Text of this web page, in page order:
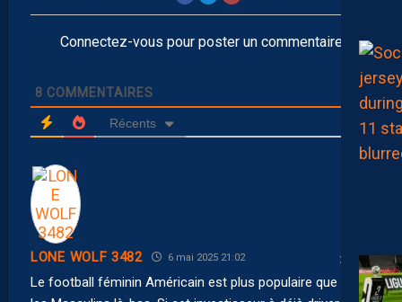
Connectez-vous pour poster un commentaire
8 COMMENTAIRES
Récents
LONE WOLF 3482 6 mai 2025 21:02
Le football féminin Américain est plus populaire que chez